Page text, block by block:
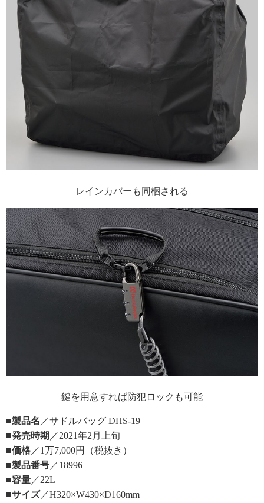
レインカバーも同梱される
鍵を用意すれば防犯ロックも可能
■製品名 ／サドルバッグ DHS-19
■発売時期 ／2021年2月上旬
■価格 ／1万7,000円（税抜き）
■製品番号 ／18996
■容量 ／22L
■サイズ／H320×W430×D160mm